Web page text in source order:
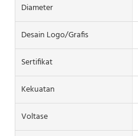
Diameter
Desain Logo/grafis
Sertifikat
Kekuatan
Voltase